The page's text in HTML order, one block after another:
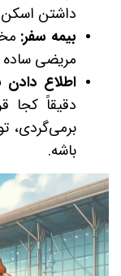
داشتن
بیمه سفر:
مریضی
اطلاع دادن
دقیقاً کجا
برمی‌گردی،
باشه.